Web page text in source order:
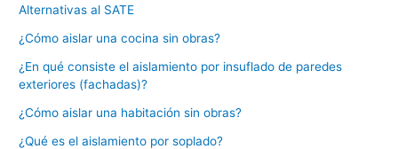
Alternativas al SATE
¿Cómo aislar una cocina sin obras?
¿En qué consiste el aislamiento por insuflado de paredes
exteriores (fachadas)?
¿Cómo aislar una habitación sin obras?
¿Qué es el aislamiento por soplado?